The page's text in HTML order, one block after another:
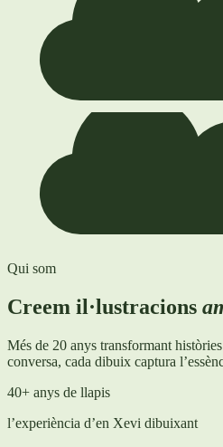
Qui som
Creem il·lustracions
Més de 20 anys transformant
conversa, cada dibuix captura
40+ anys de llapis
l’experiència d’en Xevi dibuixant